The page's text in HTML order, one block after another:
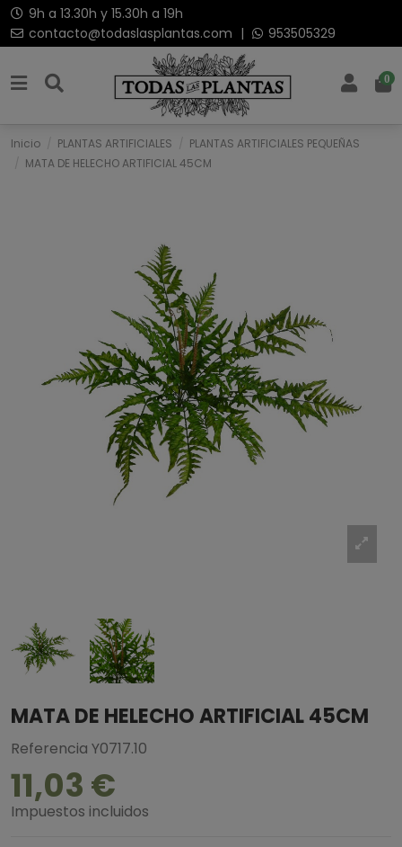
9h a 13.30h y 15.30h a 19h
contacto@todaslasplantas.com | 953505329
0
Inicio PLANTAS ARTIFICIALES
PLANTAS ARTIFICIALES PEQUEÑAS
MATA DE HELECHO ARTIFICIAL 45CM
MATA DE HELECHO ARTIFICIAL 45CM
Referencia Y0717.10
11,03 €
Impuestos incluidos